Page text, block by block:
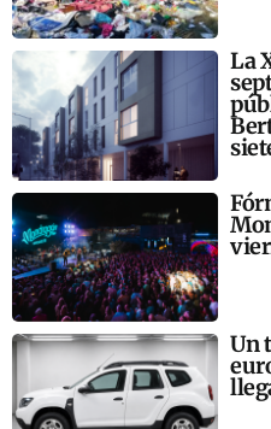
La
Un